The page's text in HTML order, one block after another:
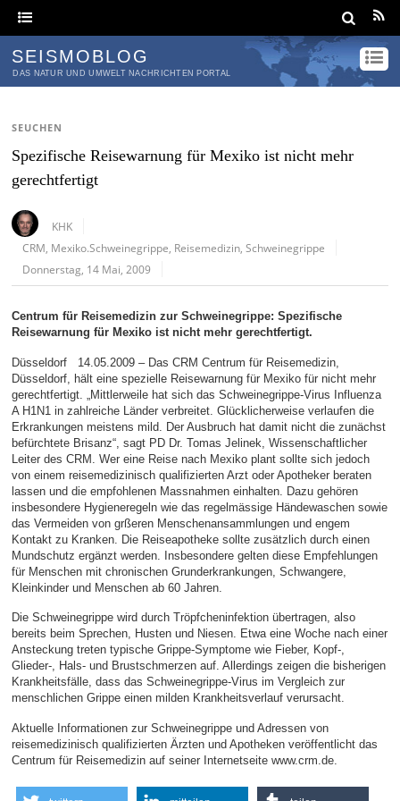
SEISMOBLOG
DAS NATUR UND UMWELT NACHRICHTEN PORTAL
SEUCHEN
Spezifische Reisewarnung für Mexiko ist nicht mehr
gerechtfertigt
KHK
CRM Mexiko.Schweinegrippe Reisemedizin ,Schweinegrippe
Donnerstag, 14 Mai, 2009
Centrum für Reisemedizin zur Schweinegrippe: Spezifische
Reisewarnung für Mexiko ist nicht mehr gerechtfertigt.
Düsseldorf 14.05.2009 – Das CRM Centrum für Reisemedizin,
Düsseldorf, hält eine spezielle Reisewarnung für Mexiko für nicht mehr
gerechtfertigt. „Mittlerweile hat sich das Schweinegrippe-Virus Influenza
A H1N1 in zahlreiche Länder verbreitet. Glücklicherweise verlaufen die
Erkrankungen meistens mild. Der Ausbruch hat damit nicht die zunächst
befürchtete Brisanz“, sagt PD Dr. Tomas Jelinek, Wissenschaftlicher
Leiter des CRM. Wer eine Reise nach Mexiko plant sollte sich jedoch
von einem reisemedizinisch qualifizierten Arzt oder Apotheker beraten
lassen und die empfohlenen Massnahmen einhalten. Dazu gehören
insbesondere Hygieneregeln wie das regelmässige Händewaschen sowie
das Vermeiden von grßeren Menschenansammlungen und engem
Kontakt zu Kranken. Die Reiseapotheke sollte zusätzlich durch einen
Mundschutz ergänzt werden. Insbesondere gelten diese Empfehlungen
für Menschen mit chronischen Grunderkrankungen, Schwangere,
Kleinkinder und Menschen ab 60 Jahren.
Die Schweinegrippe wird durch Tröpfcheninfektion übertragen, also
bereits beim Sprechen, Husten und Niesen. Etwa eine Woche nach einer
Ansteckung treten typische Grippe-Symptome wie Fieber, Kopf-,
Glieder-, Hals- und Brustschmerzen auf. Allerdings zeigen die bisherigen
Krankheitsfälle, dass das Schweinegrippe-Virus im Vergleich zur
menschlichen Grippe einen milden Krankheitsverlauf verursacht.
Aktuelle Informationen zur Schweinegrippe und Adressen von
reisemedizinisch qualifizierten Ärzten und Apotheken veröffentlicht das
Centrum für Reisemedizin auf seiner Internetseite www.crm.de.